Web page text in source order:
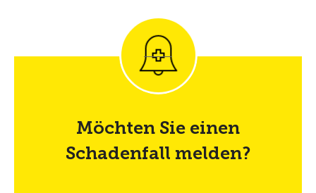
Möchten Sie einen
Schadenfall melden?